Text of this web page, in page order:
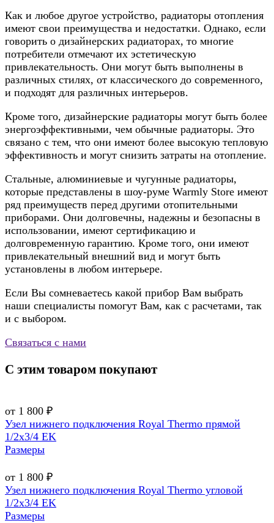
Как и любое другое устройство, радиаторы отопления
имеют свои преимущества и недостатки. Однако, если
говорить о дизайнерских радиаторах, то многие
потребители отмечают их эстетическую
привлекательность. Они могут быть выполнены в
различных стилях, от классического до современного,
и подходят для различных интерьеров.
Кроме того, дизайнерские радиаторы могут быть более
энергоэффективными, чем обычные радиаторы. Это
связано с тем, что они имеют более высокую тепловую
эффективность и могут снизить затраты на отопление.
Стальные, алюминиевые и чугунные радиаторы,
которые представлены в шоу-руме Warmly Store имеют
ряд преимуществ перед другими отопительными
приборами. Они долговечны, надежны и безопасны в
использовании, имеют сертификацию и
долговременную гарантию. Кроме того, они имеют
привлекательный внешний вид и могут быть
установлены в любом интерьере.
Если Вы сомневаетесь какой прибор Вам выбрать
наши специалисты помогут Вам, как с расчетами, так
и с выбором.
Связаться с нами
С этим товаром покупают
от 1 800 ₽
Узел нижнего подключения Royal Thermo прямой
1/2х3/4 EK
Размеры
от 1 800 ₽
Узел нижнего подключения Royal Thermo угловой
1/2х3/4 EK
Размеры